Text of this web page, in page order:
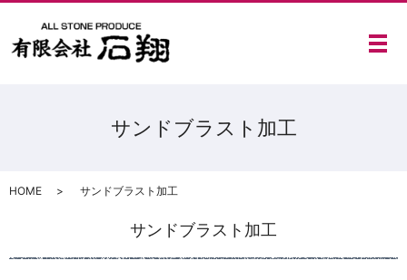
メ
サンドブラスト加工
HOME サンドブラスト加工
サンドブラスト加工